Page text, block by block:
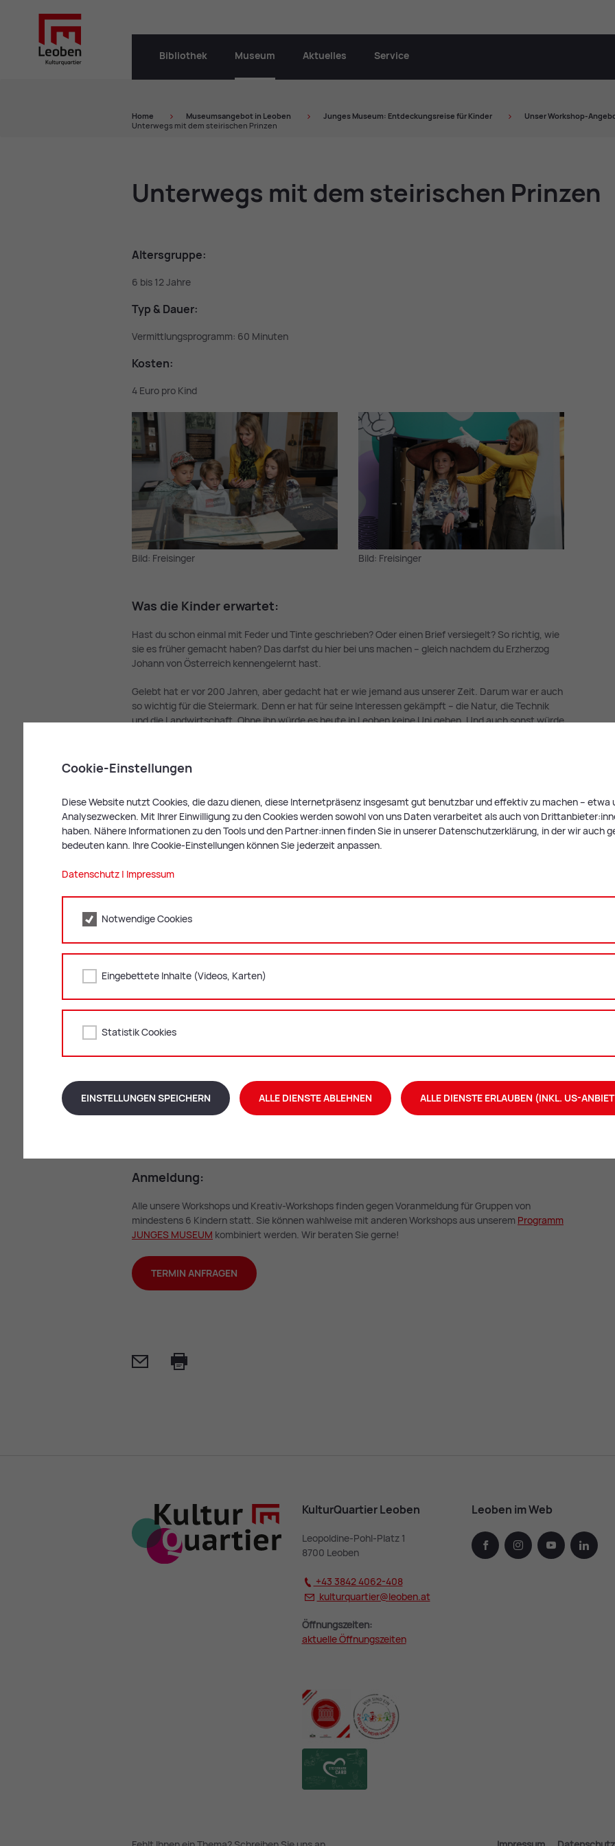
Bibliothek Museum Aktuelles Service
Home Mu­se­ums­an­ge­bot in Leo­ben Jun­ges Mu­se­um: Ent­de­ckungs­rei­se für Kin­der
Un­ser Work­shop-
Unterwegs mit dem steirischen Prinzen
Un­ter­wegs mit dem stei­ri­schen Prin­zen
Al­ters­grup­pe:
6 bis 12 Jahre
Typ & Dau­er:
Vermittlungsprogramm: 60 Minuten
Kos­ten:
4 Euro pro Kind
Bild: Freisinger Bild: Freisinger
Was die Kin­der er­war­tet:
Hast du schon einmal mit Feder und Tinte geschrieben? Oder einen Brief versiegelt? So richtig, wie
sie es früher gemacht haben? Das darfst du hier bei uns machen – gleich nachdem du Erzherzog
Johann von Österreich kennengelernt hast.
Gelebt hat er vor 200 Jahren, aber gedacht hat er wie jemand aus unserer Zeit. Darum war er auch
so wichtig für die Steiermark. Denn er hat für seine Interessen gekämpft – die Natur, die Technik
und die Landwirtschaft. Ohne ihn würde es heute in Leoben keine Uni geben. Und auch sonst würde
Pas­sen­der Krea­tiv-Work­shop:
Der Workshop kann sehr gut mit folgendem Kreativ-Workshop kombiniert werden:
Kunst­voll schrei­ben
MEHR DAZU
An­mel­dung:
Alle unsere Workshops und Kreativ-Workshops finden gegen Voranmeldung für Gruppen von
mindestens 6 Kindern statt. Sie können wahlweise mit anderen Workshops aus unserem Pro­gramm
JUN­GES MU­SE­UM kombiniert werden. Wir beraten Sie gerne!
TERMIN ANFRAGEN
Mail
KulturQuartier Leoben
Leopoldine-Pohl-Platz 1
8700 Leoben
+43 3842 4062-408
kulturquartier@leoben.at
Öffnungszeiten:
aktuelle Öffnungszeiten
Leoben im Web
facebook instagramyoutube
Cookie-Einstellungen
Diese Website nutzt Cookies, die dazu dienen, diese Internetpräsenz insgesamt gut benutzbar und effektiv zu machen –
Analysezwecken. Mit Ihrer Einwilligung zu den Cookies werden sowohl von uns Daten verarbeitet als auch von
haben. Nähere Informationen zu den Tools und den Partner:innen finden Sie in unserer Datenschutzerklärung, in der wir auch
bedeuten kann. Ihre Cookie-Einstellungen können Sie jederzeit anpassen.
Datenschutz| Impressum
Notwendige Cookies
Eingebettete Inhalte (Videos, Karten)
Statistik Cookies
EINSTELLUNGEN SPEICHERN ALLE DIENSTE ABLEHNEN ALLE DIENSTE ERLAUBEN (INKL. US-